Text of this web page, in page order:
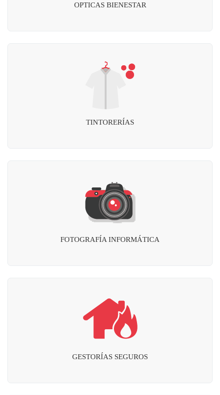
OPTICAS BIENESTAR
TINTORERÍAS
FOTOGRAFÍA INFORMÁTICA
GESTORÍAS SEGUROS